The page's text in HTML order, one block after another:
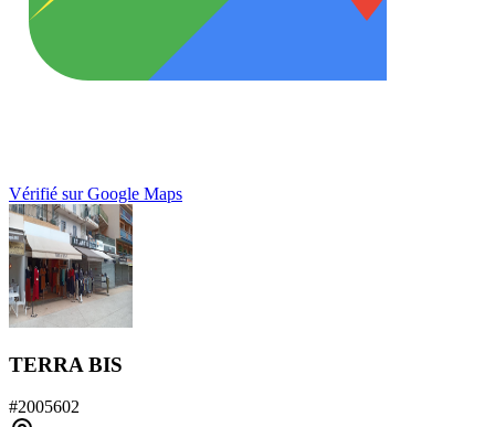
Vérifié sur Google Maps
TERRA BIS
#2005602